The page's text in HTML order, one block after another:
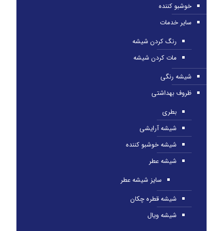
خوشبو کننده
سایر خدمات
رنگ کردن شیشه
مات کردن شیشه
شیشه رنگی
ظروف بهداشتی
بطری
شیشه آرایشی
شیشه خوشبو کننده
شیشه عطر
سایز شیشه عطر
شیشه قطره چکان
شیشه ویال